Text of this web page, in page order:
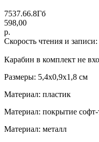
7537.66.8Гб
598,00
р.
Скорость чтения и
Карабин в комплект не
Размеры: 5,4х0,9х1,8 см
Материал: пластик
Материал: покрытие софт-
Материал: металл